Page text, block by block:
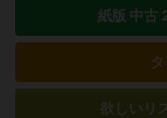
紙版 中古
欲しいリ